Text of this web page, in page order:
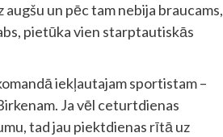
un pēc tam nebija braucams,
pietūka vien starptautiskās
iekļautajam sportistam –
Ja vēl ceturtdienas
tad jau piektdienas rītā uz